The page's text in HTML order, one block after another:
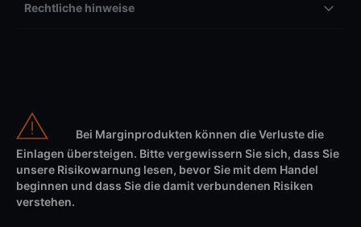
Rechtliche hinweise
Bei Marginprodukten können die Verluste die
Einlagen übersteigen. Bitte vergewissern Sie sich, dass Sie
unsere Risikowarnung lesen, bevor Sie mit dem Handel
beginnen und dass Sie die damit verbundenen Risiken
verstehen.